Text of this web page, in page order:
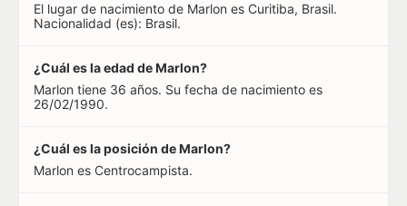
El lugar de nacimiento de Marlon es Curitiba, Brasil.
Nacionalidad (es): Brasil.
¿Cuál es la edad de Marlon?
Marlon tiene 36 años. Su fecha de nacimiento es
26/02/1990.
¿Cuál es la posición de Marlon?
Marlon es Centrocampista.